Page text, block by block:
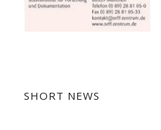
SHORT NEWS